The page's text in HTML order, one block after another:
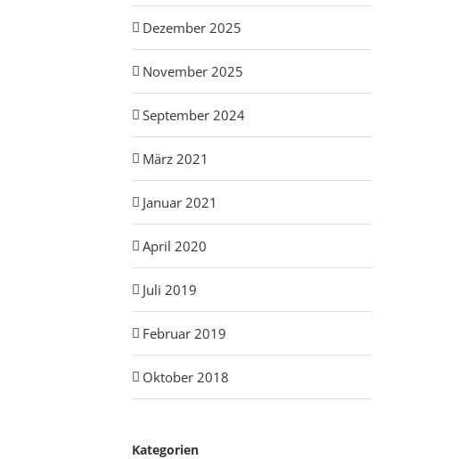
Dezember 2025
November 2025
September 2024
März 2021
Januar 2021
April 2020
Juli 2019
Februar 2019
Oktober 2018
Kategorien